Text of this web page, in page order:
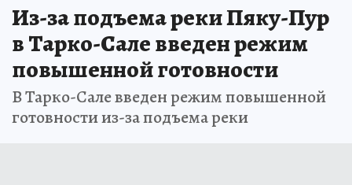
Из-за подъема реки Пяку-Пур
в Тарко-Сале введен режим
повышенной готовности
В Тарко-Сале введен режим повышенной
готовности из-за подъема реки